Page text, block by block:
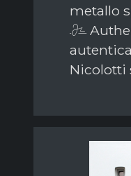
metallo
Nicolotti